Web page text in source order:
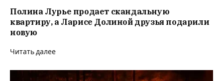
Полина Лурье продает скандальную
квартиру, а Ларисе Долиной друзья подарили
новую
Читать далее